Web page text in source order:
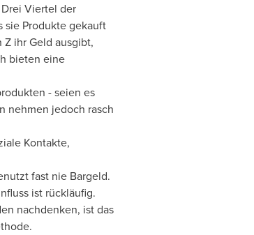
Viertel der
sie Produkte gekauft
ihr Geld ausgibt,
bieten eine
- seien es
nehmen jedoch rasch
Kontakte,
fast nie Bargeld.
ist rückläufig.
nachdenken, ist das